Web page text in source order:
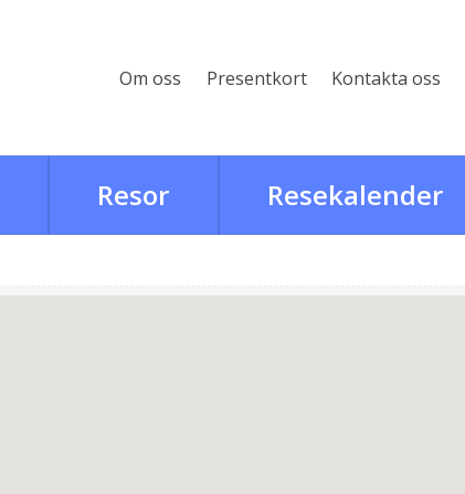
Om oss Presentkort Kontakta oss
Resor Resekalender